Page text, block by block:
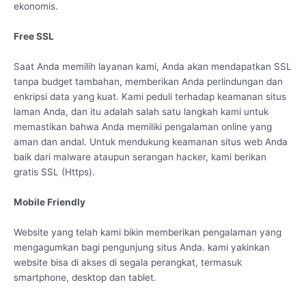
ekonomis.
Free SSL
Saat Anda memilih layanan kami, Anda akan mendapatkan SSL
tanpa budget tambahan, memberikan Anda perlindungan dan
enkripsi data yang kuat. Kami peduli terhadap keamanan situs
laman Anda, dan itu adalah salah satu langkah kami untuk
memastikan bahwa Anda memiliki pengalaman online yang
aman dan andal. Untuk mendukung keamanan situs web Anda
baik dari malware ataupun serangan hacker, kami berikan
gratis SSL (Https).
Mobile Friendly
Website yang telah kami bikin memberikan pengalaman yang
mengagumkan bagi pengunjung situs Anda. kami yakinkan
website bisa di akses di segala perangkat, termasuk
smartphone, desktop dan tablet.